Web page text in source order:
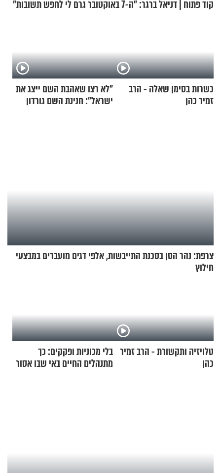
קוד פתוח | דניאל ברגר: "ה-7 באוקטובר גרם לי לחפש תשובות"
כשרות בסימן שאלה - הרב
זמיר כהן
"לא רצו שאהבת השם ייצג את
ישראל": חנינת השם גורדון
צרפת: נהר הסן בסכנת התייבשות, אלפי דגים מועברים במבצעי
חילוץ
טלויזיה ותקשורת - הרב זמיר
כהן
בלי מכוניות ופקקים: כך
מתנהלים החיים באי שבו אסור